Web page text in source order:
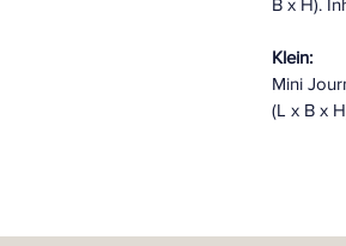
Klein:
Mini
(L x B x